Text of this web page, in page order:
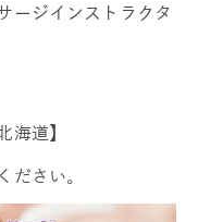
ージインストラクタ
道】
さい。